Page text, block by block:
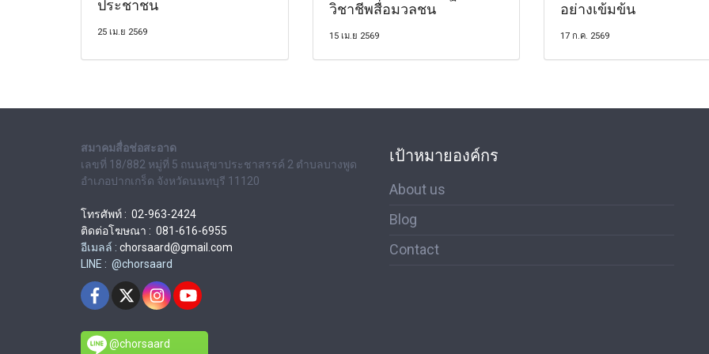
ประชาชน
25 เม.ย 2569
วิชาชีพสื่อมวลชน
15 เม.ย 2569
อย่างเข้มข้น
17 ก.ค. 2569
สมาคมสื่อช่อสะอาด
เลขที่ 18/882 หมู่ที่ 5 ถนนสุขาประชาสรรค์ 2 ตำบลบางพูด
อำเภอปากเกร็ด จังหวัดนนทบุรี 11120
โทรศัพท์ : 02-963-2424
ติดต่อโฆษณา : 081-616-6955
อีเมลล์ : chorsaard@gmail.com
LINE : @chorsaard
@chorsaard
เป้าหมายองค์กร
About us
Blog
Contact